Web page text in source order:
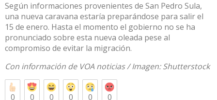
Según informaciones provenientes de San Pedro Sula,
una nueva caravana estaría preparándose para salir el
15 de enero. Hasta el momento el gobierno no se ha
pronunciado sobre esta nueva oleada pese al
compromiso de evitar la migración.
Con información de VOA noticias/ Imagen:Shutterstock
0 0 0 0 0 0